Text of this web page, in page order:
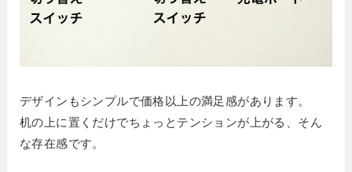
デザインもシンプルで価格以上の満足感があります。
机の上に置くだけでちょっとテンションが上がる、そん
な存在感です。